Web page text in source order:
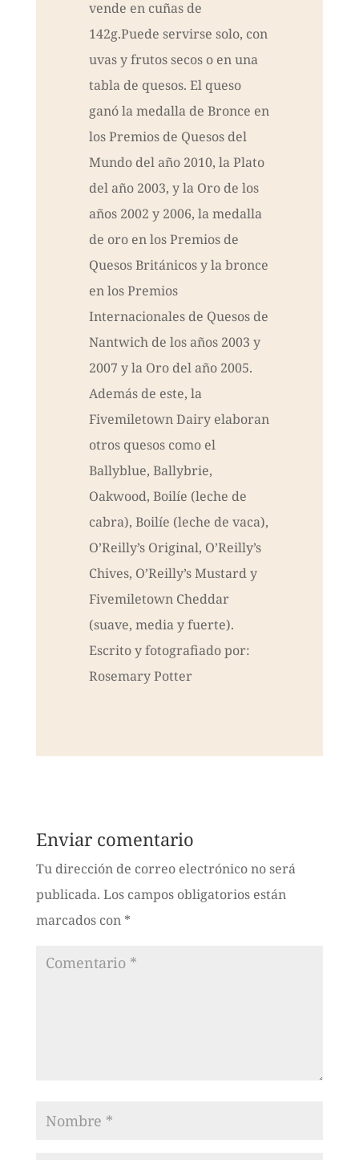
vende en cuñas de
142g.Puede servirse solo, con
uvas y frutos secos o en una
tabla de quesos. El queso
ganó la medalla de Bronce en
los Premios de Quesos del
Mundo del año 2010, la Plato
del año 2003, y la Oro de los
años 2002 y 2006, la medalla
de oro en los Premios de
Quesos Británicos y la bronce
en los Premios
Internacionales de Quesos de
Nantwich de los años 2003 y
2007 y la Oro del año 2005.
Además de este, la
Fivemiletown Dairy elaboran
otros quesos como el
Ballyblue, Ballybrie,
Oakwood, Boilíe (leche de
cabra), Boilíe (leche de vaca),
O’Reilly’s Original, O’Reilly’s
Chives, O’Reilly’s Mustard y
Fivemiletown Cheddar
(suave, media y fuerte).
Escrito y fotografiado por:
Rosemary Potter
Enviar comentario
Tu dirección de correo electrónico no será
publicada. Los campos obligatorios están
marcados con *